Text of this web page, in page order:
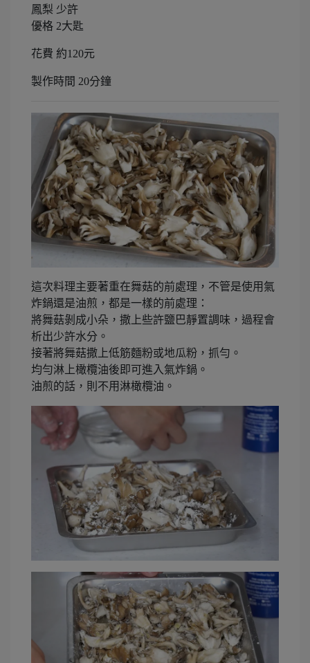
鳳梨 少許
優格 2大匙
花費 約120元
製作時間 20分鐘
這次料理主要著重在舞菇的前處理，不管是使用氣
炸鍋還是油煎，都是一樣的前處理：
將舞菇剝成小朵，撒上些許鹽巴靜置調味，過程會
析出少許水分。
接著將舞菇撒上低筋麵粉或地瓜粉，抓勻。
均勻淋上橄欖油後即可進入氣炸鍋。
油煎的話，則不用淋橄欖油。